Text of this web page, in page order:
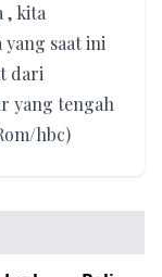
, kita
saat ini
dari
yang tengah
hbc)